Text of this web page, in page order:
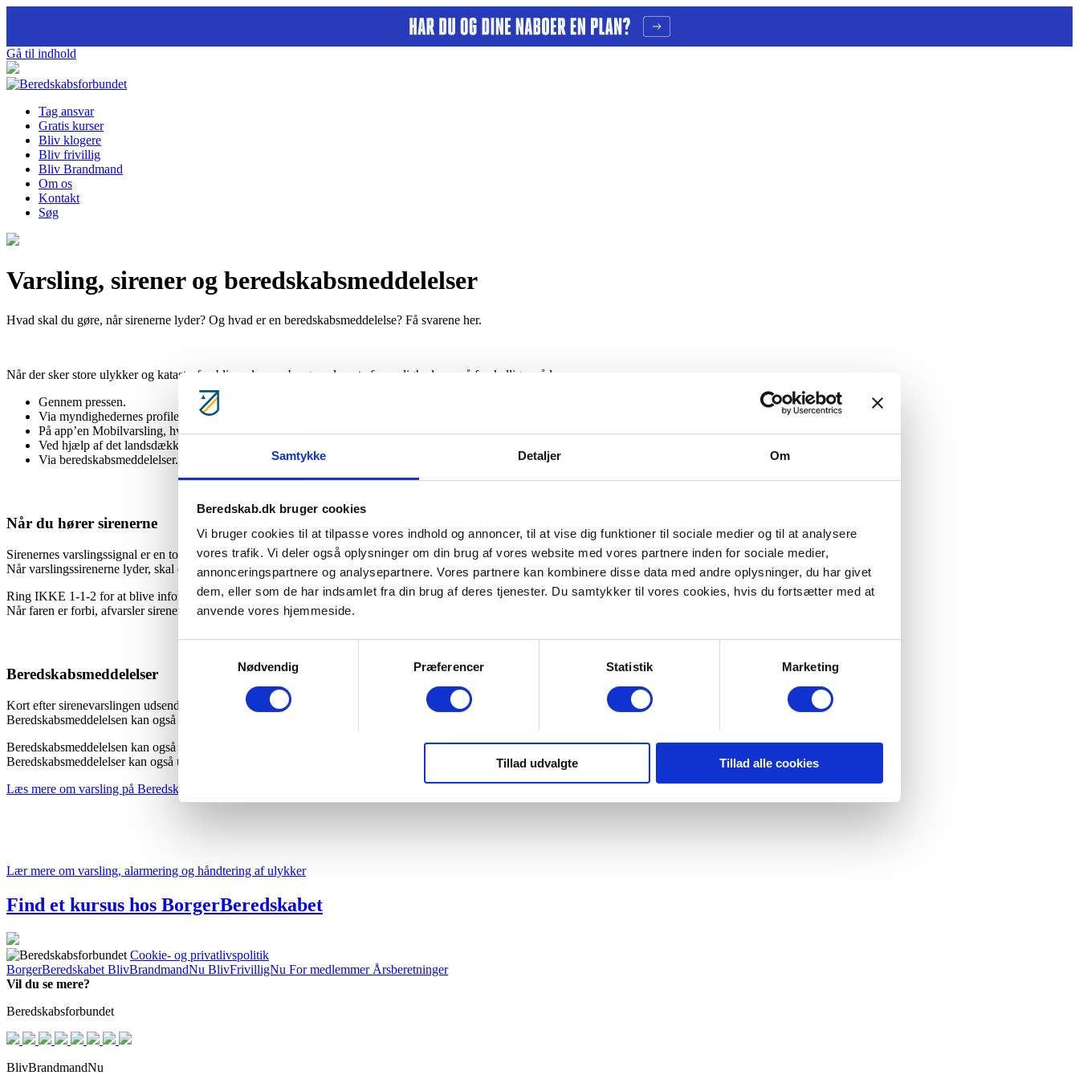
Samtykke Detaljer Om
Beredskab.dk bruger cookies
Vi bruger cookies til at tilpasse vores indhold og annoncer, til at vise dig funktioner til sociale medier og til at analysere
vores trafik. Vi deler også oplysninger om din brug af vores website med vores partnere inden for sociale medier,
annonceringspartnere og analysepartnere. Vores partnere kan kombinere disse data med andre oplysninger, du har givet
dem, eller som de har indsamlet fra din brug af deres tjenester. Du samtykker til vores cookies, hvis du fortsætter med at
anvende vores hjemmeside.
Nødvendig
Præferencer Statistik Marketing
Tillad udvalgte Tillad alle cookies
Gå til indhold
Tag ansvar
Gratis kurser
Bliv klogere
Bliv frivillig
Bliv Brandmand
Om os
Kontakt
Søg
Varsling, sirener og beredskabsmeddelelser
Hvad skal du gøre, når sirenerne lyder? Og hvad er en beredskabsmeddelelse? Få svarene her.
Når der sker store ulykker og katastrofer, bliver du som borger advaret af myndighederne på forskellige måder:
Gennem pressen.
Via myndighedernes profiler på Twitter og andre sociale medier og hjemmesider.
På app’en Mobilvarsling, hvis du har den på din telefon.
Ved hjælp af det landsdækkende system af varslingssirener, som kan høres af cirka 80 procent af befolkningen.
Via beredskabsmeddelelser.
Når du hører sirenerne
Sirenernes varslingssignal er en tone, der stiger hurtigt og falder langsomt igen. Det gentages 4 gange.
Når varslingssirenerne lyder, skal du gå indendørs og søge information hos DR eller TV2.
Ring IKKE 1-1-2 for at blive informeret. Du må kun ringe 1-1-2, hvis du eller andre er i akut fare. Ellers kan du blokere for livsvigtige opkald til alarmcentralen.
Når faren er forbi, afvarsler sirenerne med én lang tone.
Beredskabsmeddelelser
Kort efter sirenevarslingen udsender myndighederne en beredskabsmeddelelse via dr.dk og tv2.dk, hvor man informerer om situationen.
Beredskabsmeddelelsen kan også høres på DR’s FM-radiokanaler i det aktuelle geografiske område, og den kan ses på DR’s og TV2’s tekst-tv side 150.
Beredskabsmeddelelsen kan også blive udsendt via endnu flere kanaler.
Beredskabsmeddelelser kan også udsendes uden forudgående sirenevarsling.
Læs mere om varsling på Beredskabsstyrelsens hjemmeside
Lær mere om varsling, alarmering og håndtering af ulykker
Find et kursus hos BorgerBeredskabet
Cookie- og privatlivspolitik
BorgerBeredskabet BlivBrandmandNu BlivFrivilligNu For medlemmer Årsberetninger
Vil du se mere?
Beredskabsforbundet
BlivBrandmandNu